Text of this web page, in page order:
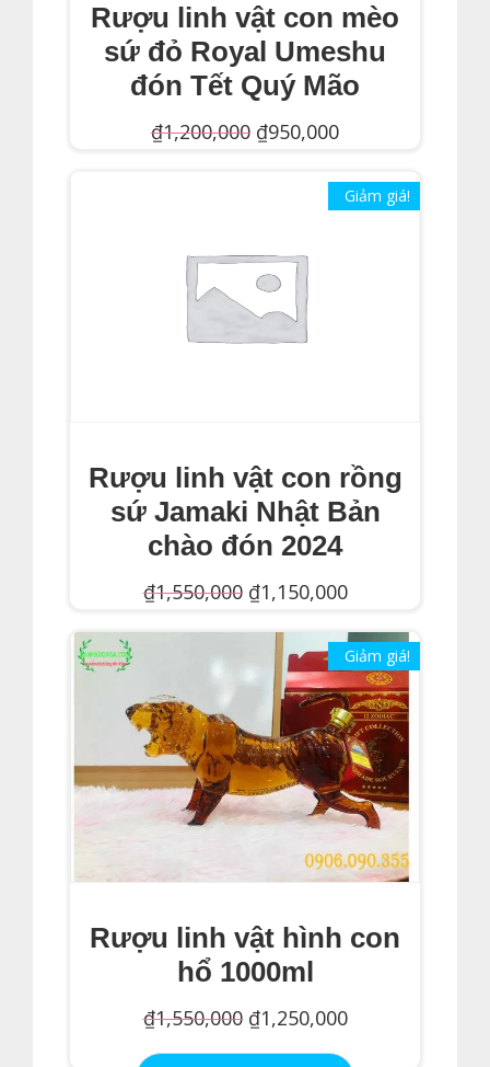
Rượu linh vật con mèo
sứ đỏ Royal Umeshu
đón Tết Quý Mão
₫1,200,000 Giá
₫950,000Giá
tại
Giảm giá!
Rượu linh vật con rồng
sứ Jamaki Nhật Bản
chào đón 2024
₫1,550,000 Giá
gốc
₫1,550,000.
₫1,150,000Giá
hiện
tại
là:
₫1,150,000.
Thêm Vào Giỏ Hàng Giảm giá!
Rượu linh vật hình con
hổ 1000ml
₫1,550,000 Giá
gốc
₫1,250,000Giá